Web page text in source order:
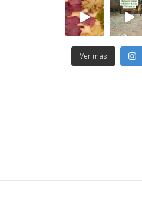
Ver más